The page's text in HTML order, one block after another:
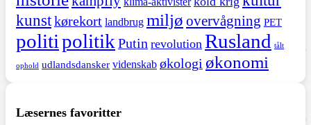
kunstkørekort landbrug miljø overvågning PET
politipolitik Putin revolution Rusland tålt
ophold udlandsdansker videnskab økologi økonomi
Læsernes favoritter